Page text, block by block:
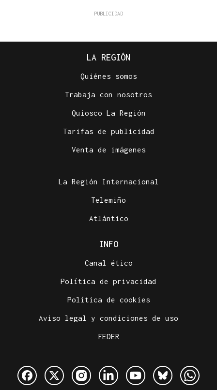
LA REGIÓN
Quiénes somos
Trabaja con nosotros
Quiosco La Región
Tarifas de publicidad
Venta de imágenes
La Región Internacional
Telemiño
Atlántico
INFO
Canal ético
Política de privacidad
Política de cookies
Aviso legal y condiciones de uso
FEDER